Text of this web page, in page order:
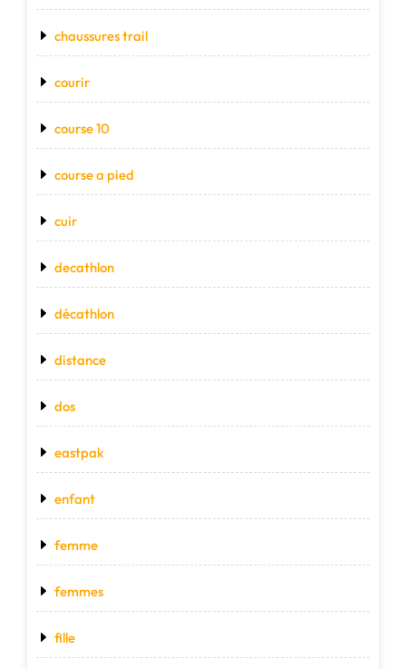
chaussures trail
courir
course 10
course a pied
cuir
decathlon
décathlon
distance
dos
eastpak
enfant
femme
femmes
fille